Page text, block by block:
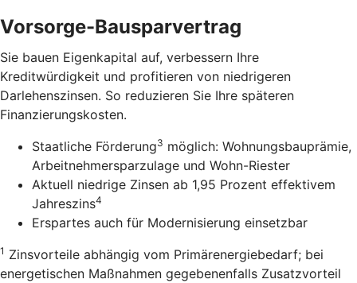
Vorsorge-Bausparvertrag
Sie bauen Eigenkapital auf, verbessern Ihre
Kreditwürdigkeit und profitieren von niedrigeren
Darlehenszinsen. So reduzieren Sie Ihre späteren
Finanzierungskosten.
Staatliche Förderung3 möglich: Wohnungsbauprämie,
Arbeitnehmersparzulage und Wohn-Riester
Aktuell niedrige Zinsen ab 1,95 Prozent effektivem
Jahreszins4
Erspartes auch für Modernisierung einsetzbar
1 Zinsvorteile abhängig vom Primärenergiebedarf; bei
energetischen Maßnahmen gegebenenfalls Zusatzvorteil